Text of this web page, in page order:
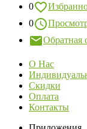
0
0
Обратная
О Нас
Скидки
Оплата
Контакты